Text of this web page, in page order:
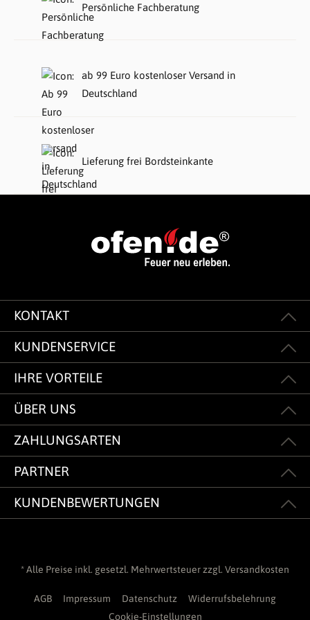
Persönliche Fachberatung
ab 99 Euro kostenloser Versand in
Deutschland
Lieferung frei Bordsteinkante
KONTAKT
KUNDENSERVICE
IHRE VORTEILE
ÜBER UNS
ZAHLUNGSARTEN
PARTNER
KUNDENBEWERTUNGEN
* Alle Preise inkl. gesetzl. Mehrwertsteuer zzgl. Versandkosten
AGB Impressum Datenschutz
Widerrufsbelehrung
Cookie-Einstellungen